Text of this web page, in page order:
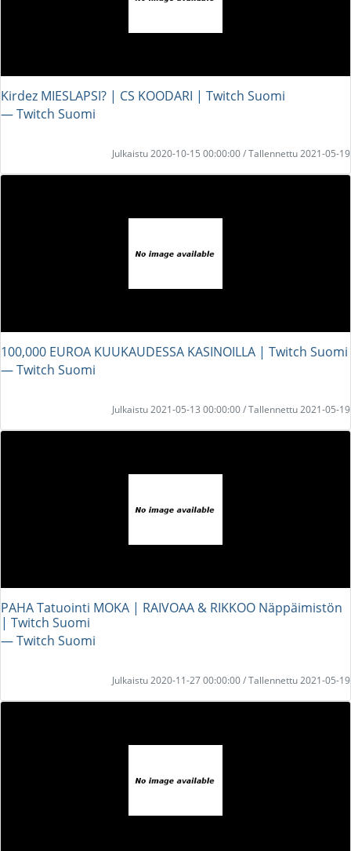
Kirdez MIESLAPSI? | CS KOODARI | Twitch Suomi
― Twitch Suomi
Julkaistu 2020-10-15 00:00:00 / Tallennettu 2021-05-19
100,000 EUROA KUUKAUDESSA KASINOILLA | Twitch Suomi
― Twitch Suomi
Julkaistu 2021-05-13 00:00:00 / Tallennettu 2021-05-19
PAHA Tatuointi MOKA | RAIVOAA & RIKKOO Näppäimistön
| Twitch Suomi
― Twitch Suomi
Julkaistu 2020-11-27 00:00:00 / Tallennettu 2021-05-19